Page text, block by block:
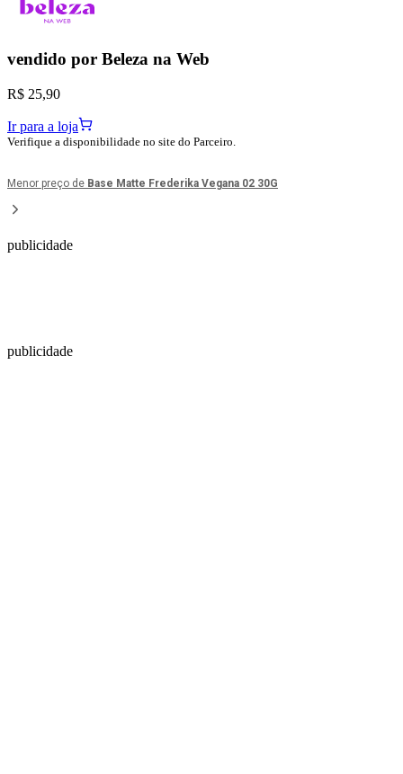
vendido por Beleza na Web
R$ 25,90
Ir para a loja
Verifique a disponibilidade no site do Parceiro.
Menor preço de Base Matte Frederika Vegana 02 30G
publicidade
publicidade